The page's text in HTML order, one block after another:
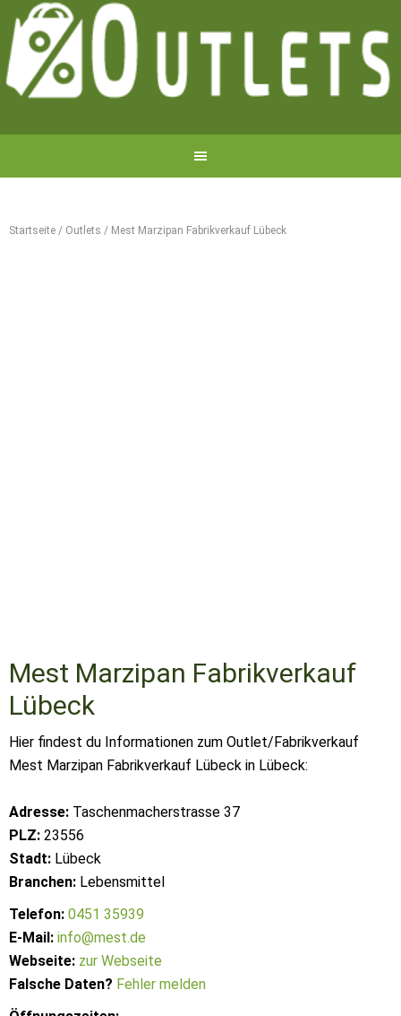
Startseite / Outlets / Mest Marzipan Fabrikverkauf Lübeck
Mest Marzipan Fabrikverkauf
Lübeck
Hier findest du Informationen zum Outlet/Fabrikverkauf
Mest Marzipan Fabrikverkauf Lübeck in Lübeck:
Adresse: Taschenmacherstrasse 37
PLZ: 23556
Stadt: Lübeck
Branchen: Lebensmittel
Telefon: 0451 35939
E-Mail: info@mest.de
Webseite: zur Webseite
Falsche Daten? Fehler melden